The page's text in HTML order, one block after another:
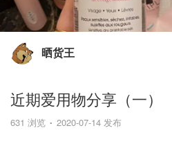
晒货王
近期爱用物分享（一）
631 浏览 2020-07-14 发布